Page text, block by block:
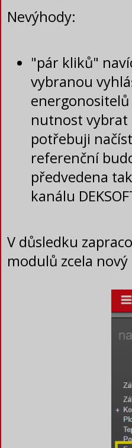
Nevýhody:
"pár kliků"
vybranou
nutnost vybrat
potřebuji
referenční
předvedena
kanálu
V důsledku
modulů zcela nový